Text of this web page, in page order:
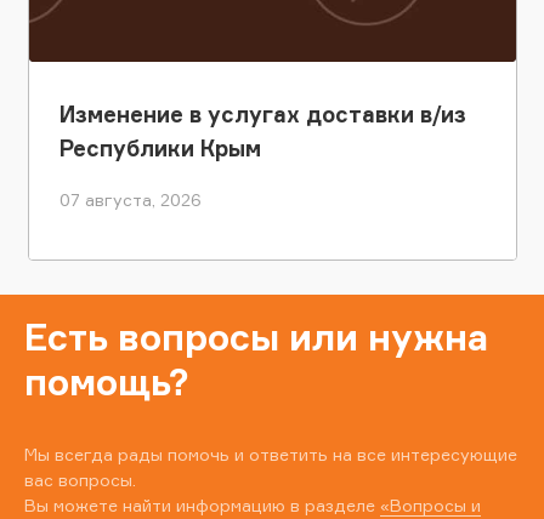
Изменение в услугах доставки в/из
Республики Крым
07 августа, 2026
Есть вопросы или нужна
помощь?
Мы всегда рады помочь и ответить на все интересующие
вас вопросы.
Вы можете найти информацию в разделе «Вопросы и